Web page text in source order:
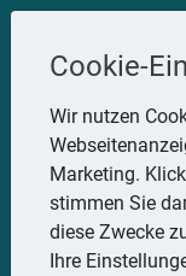
E-
Cookie-
Wir nutzen
Marketing.
stimmen Sie
diese Zwecke
Ihre